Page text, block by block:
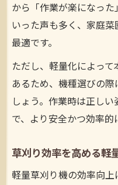
から「作業が楽になっ
いった声も多く、家庭
最適です。
ただし、軽量化によっ
あるため、機種選びの
しょう。作業時は正し
で、より安全かつ効率的
草刈り効率を高める軽
軽量草刈り機の効率向